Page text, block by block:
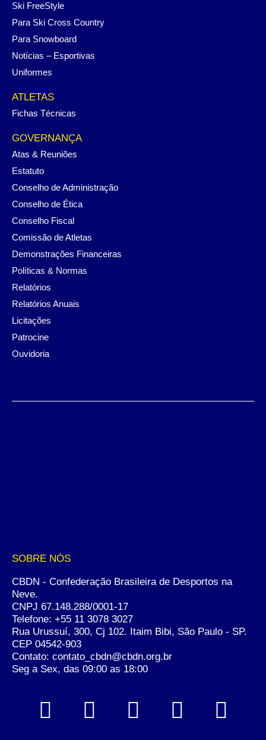
Ski FreeStyle
Para Ski Cross Country
Para Snowboard
Notícias – Esportivas
Uniformes
ATLETAS
Fichas Técnicas
GOVERNANÇA
Atas & Reuniões
Estatuto
Conselho de Administração
Conselho de Ética
Conselho Fiscal
Comissão de Atletas
Demonstrações Financeiras
Políticas & Normas
Relatórios
Relatórios Anuais
Licitações
Patrocine
Ouvidoria
SOBRE NÓS
CBDN - Confederação Brasileira de Desportos na
Neve.
CNPJ 67.148.288/0001-17
Telefone: +55 11 3078 3027
Rua Urussuí, 300, Cj 102. Itaim Bibi, São Paulo - SP.
CEP 04542-903
Contato: contato_cbdn@cbdn.org.br
Seg a Sex, das 09:00 as 18:00